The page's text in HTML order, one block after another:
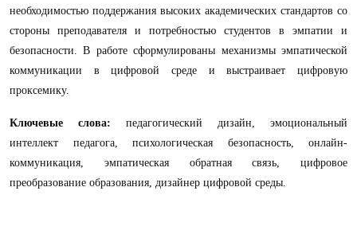
необходимостью поддержания высоких академических стандартов со
стороны преподавателя и потребностью студентов в эмпатии и
безопасности. В работе сформулированы механизмы эмпатической
коммуникации в цифровой среде и выстраивает цифровую
проксемику.
Ключевые слова: педагогический дизайн, эмоциональный
интеллект педагога, психологическая безопасность, онлайн-
коммуникация, эмпатическая обратная связь, цифровое
преобразование образования, дизайнер цифровой среды.